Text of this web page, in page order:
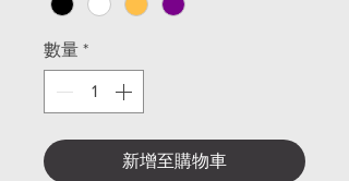
數量 *
新增至購物車